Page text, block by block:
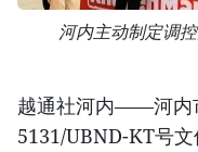
河内主动制定调
越通社河内——河内
5131/UBND-KT号